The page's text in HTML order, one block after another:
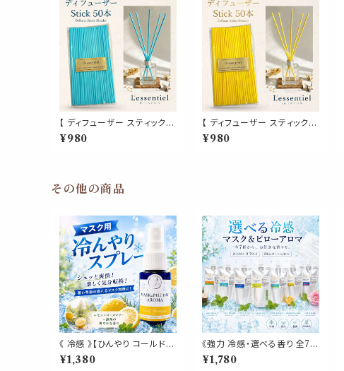
【 ディフューザー スティック 】
海 ブルー 50本 青 リード 超
拡散 特殊 ファイバー ラタン
容 水 夏
¥980
【 ディフューザー スティック 】
シトラス イエロー 50本 黄 リ
ード 超 拡散 特殊 ファイバー
¥980
その他の商品
《 冷感 》【ひんやり コールドモ
ーニング 】レモン ローズマリ
ー 天然薄荷 マスクスプレー
¥1,380
《強力 冷感・選べる香り 全7
種》【マスク＆ピローアロマ 詰
め替え用 70ml 】天然薄荷 ア
¥1,780